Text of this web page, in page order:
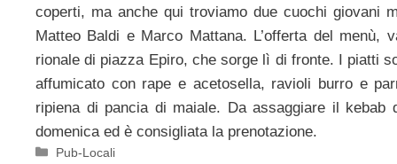
coperti, ma anche qui troviamo due cuochi giovani
Matteo Baldi e Marco Mattana. L’offerta del
rionale di piazza Epiro, che sorge lì di fronte. I piatti
affumicato con rape e acetosella, ravioli burro e
ripiena di pancia di maiale. Da assaggiare il
domenica ed è consigliata la prenotazione.
Categorie
Pub-Locali